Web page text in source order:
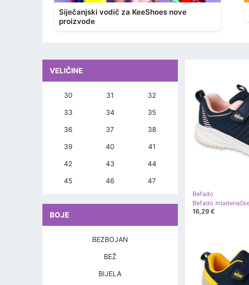
Siječanjski vodič za KeeShoes nove
proizvode
Befado
16,29 €
VELIČINE
30 31 32
33 34 35
36 37 38
39 40 41
42 43 44
45 46 47
BOJE
BEZBOJAN
BEŽ
BIJELA